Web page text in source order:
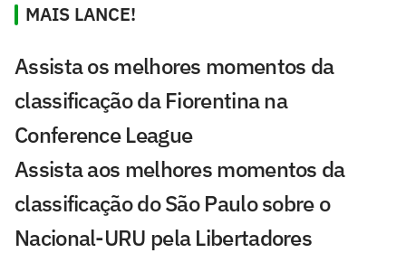
MAIS LANCE!
Assista os melhores momentos da
classificação da Fiorentina na
Conference League
Assista aos melhores momentos da
classificação do São Paulo sobre o
Nacional-URU pela Libertadores